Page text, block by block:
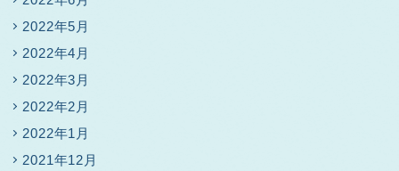
2022年5月
2022年4月
2022年3月
2022年2月
2022年1月
2021年12月